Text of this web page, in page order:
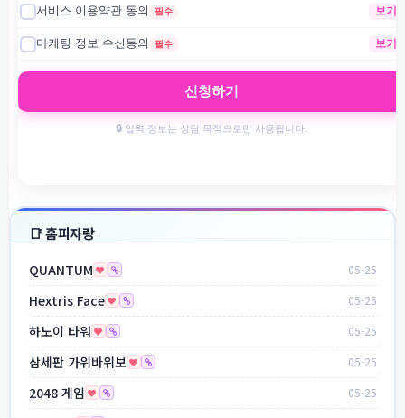
📑 홈피자랑
QUANTUM 05-25
Hextris Face 05-25
하노이 타워 05-25
삼세판 가위바위보 05-25
2048 게임 05-25